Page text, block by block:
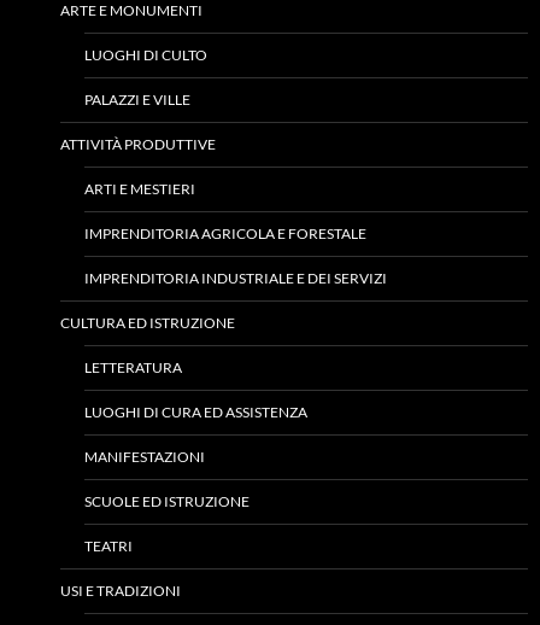
ARTE E MONUMENTI
LUOGHI DI CULTO
PALAZZI E VILLE
ATTIVITÀ PRODUTTIVE
ARTI E MESTIERI
IMPRENDITORIA AGRICOLA E FORESTALE
IMPRENDITORIA INDUSTRIALE E DEI SERVIZI
CULTURA ED ISTRUZIONE
LETTERATURA
LUOGHI DI CURA ED ASSISTENZA
MANIFESTAZIONI
SCUOLE ED ISTRUZIONE
TEATRI
USI E TRADIZIONI